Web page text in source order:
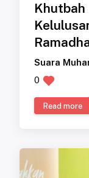
Khutbah
Suara
0
Read more